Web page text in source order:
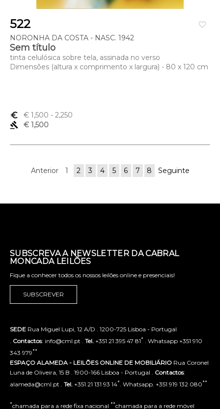
favorite_border
522
NORONHA DA COSTA - NASC. 1942
Sem título
tinta celulósica sobre tela, assinada no verso
Dimensões (altura x comprimento x largura) - 80 x 120 cm
euro_symbol € 1,500 - 2,250
gavel
€ 1,500
Anterior 1 2 3 4 5 6 7 8 Seguinte
SUBSCREVA A NEWSLETTER DA CABRAL
MONCADA LEILÕES
Fique a conhecer todos os nossos leilões online e presenciais!
SUBSCREVER
SEDE Rua Miguel Lupi, 12 A/D . 1200-725 Lisboa - Portugal
. Contactos: info@cml.pt . Tel. +351 21 395 47 81* . Whatsapp +351 910
343 979**
ESPAÇO ALAMEDA - LEILÕES ONLINE DE MOBILIÁRIO Rua Coronel
Luna de Oliveira, 15 B . 1900-166 Lisboa - Portugal . Contactos:
alameda@cml.pt . Tel. +351 21 131 93 14*. Whatsapp. +351 919 132 080**
*chamada para a rede fixa nacional **chamada para a rede móvel